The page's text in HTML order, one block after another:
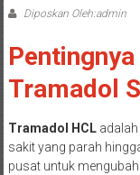
Diposkan Oleh:admin
Tramadol
Tramadol HCLadalah
sakit yang parah
pusat untuk